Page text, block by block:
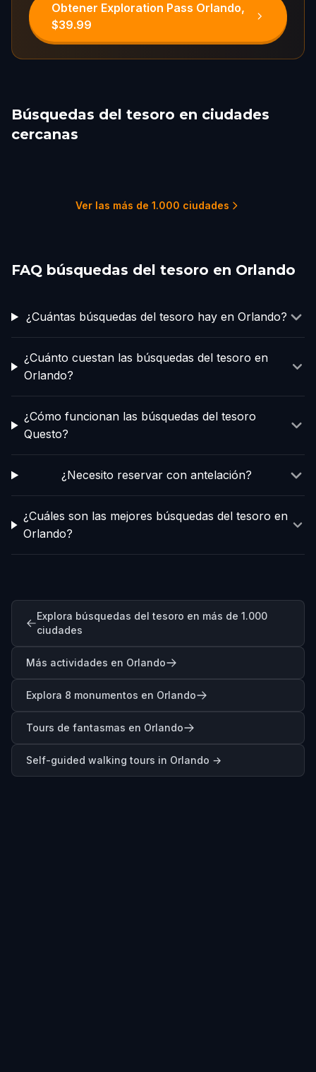
Obtener Exploration Pass Orlando,
$39.99
Búsquedas del tesoro en ciudades
cercanas
Ver las más de 1.000 ciudades
FAQ búsquedas del tesoro en Orlando
¿Cuántas búsquedas del tesoro hay en Orlando?
¿Cuánto cuestan las búsquedas del tesoro en
Orlando?
¿Cómo funcionan las búsquedas del tesoro
Questo?
¿Necesito reservar con antelación?
¿Cuáles son las mejores búsquedas del tesoro en
Orlando?
Explora búsquedas del tesoro en más de 1.000
ciudades
Más actividades en Orlando
Explora 8 monumentos en Orlando
Tours de fantasmas en Orlando
Self-guided walking tours in Orlando →